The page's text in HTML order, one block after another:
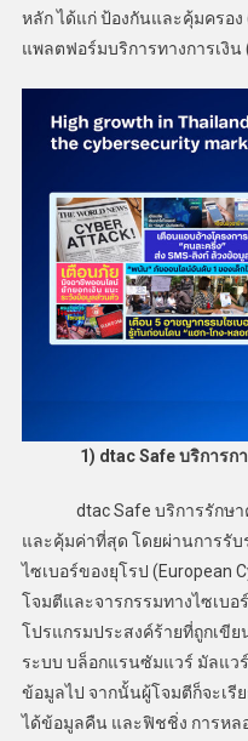
หลัก ได้แก่ ป้องกันและคุ้มครอง
แพลตฟอร์มบริการทางการเงิน
1) dtac Safeบริการก
dtac Safe บริการรักษาค
และคุ้มค่าที่สุด โดยผ่านการรั
ไซเบอร์ของยุโรป (European
โจมตีและจารกรรมทางไซเบอ
โปรแกรมประสงค์ร้ายที่ถูกเขี
ระบบ บล็อกแรนซัมแวร์ มัลแว
ข้อมูลไป จากนั้นผู้โจมตีก็จะเรี
ได้ข้อมูลคืน และฟิชชิ่ง การหล